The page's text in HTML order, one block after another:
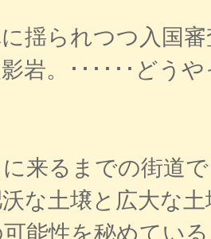
揺られつつ入国
岩。･･････どう
来るまでの街道
な土壌と広大な
能性を秘めてい